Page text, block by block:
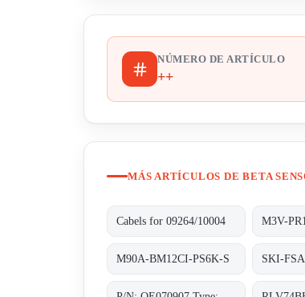
NÚMERO DE ARTÍCULO
++
MÁS ARTÍCULOS DE BETA
Cabels for 09264/10004
M90A-BM12CI-PS6K-S